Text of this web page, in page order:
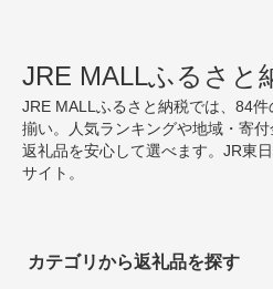
JRE MALLふるさと
JRE MALLふるさと納税では、84
揃い。人気ランキングや地域・寄
返礼品を安心して選べます。JR東
サイト。
カテゴリから返礼品を探す